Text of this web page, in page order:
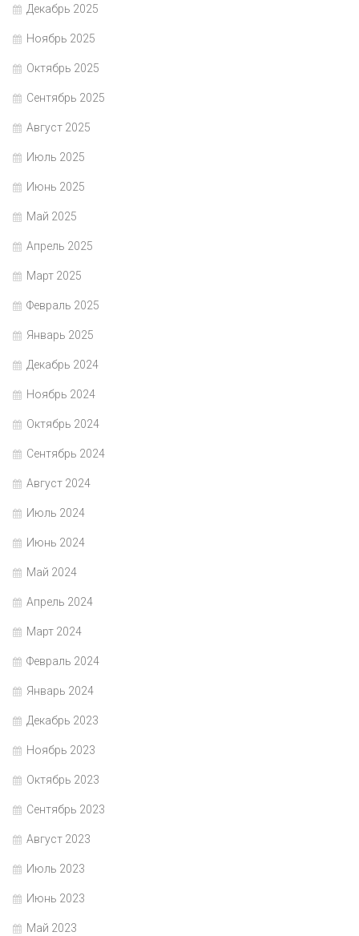
Декабрь 2025
Ноябрь 2025
Октябрь 2025
Сентябрь 2025
Август 2025
Июль 2025
Июнь 2025
Май 2025
Апрель 2025
Март 2025
Февраль 2025
Январь 2025
Декабрь 2024
Ноябрь 2024
Октябрь 2024
Сентябрь 2024
Август 2024
Июль 2024
Июнь 2024
Май 2024
Апрель 2024
Март 2024
Февраль 2024
Январь 2024
Декабрь 2023
Ноябрь 2023
Октябрь 2023
Сентябрь 2023
Август 2023
Июль 2023
Июнь 2023
Май 2023